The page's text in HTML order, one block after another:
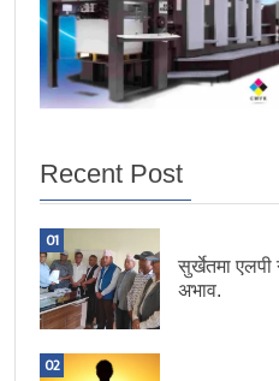
Recent Post
01
सुर्खेतमा
अभाव.
02